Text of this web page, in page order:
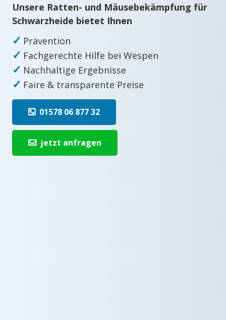
Unsere Ratten- und Mäusebekämpfung für
Schwarzheide bietet Ihnen
✓ Prävention
✓ Fachgerechte Hilfe bei Wespen
✓ Nachhaltige Ergebnisse
✓ Faire & transparente Preise
01578 06 877 32
jetzt anfragen